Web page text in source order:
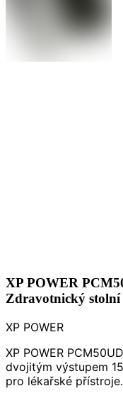
XP POWER
Zdravotnický stolní
XP POWER
XP POWER
dvojitým výstupem
pro lékařské přístroje.